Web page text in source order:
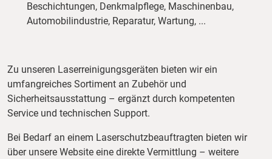
Beschichtungen, Denkmalpflege, Maschinenbau,
Automobilindustrie, Reparatur, Wartung, ...
Zu unseren Laserreinigungsgeräten bieten wir ein
umfangreiches Sortiment an Zubehör und
Sicherheitsausstattung – ergänzt durch kompetenten
Service und technischen Support.
Bei Bedarf an einem Laserschutzbeauftragten bieten wir
über unsere Website eine direkte Vermittlung – weitere